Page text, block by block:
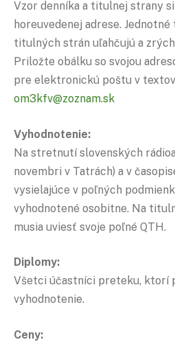
Vzor denníka a titulnej strany
horeuvedenej adrese.
titulných strán uľahčujú a
Priložte obálku so svojou
pre elektronickú poštu v
om3kfv@zoznam.sk
Vyhodnotenie:
Na stretnutí slovenských
novembri v Tatrách) a v
vysielajúce v poľných
vyhodnotené osobitne. Na
musia uviesť svoje poľné QTH.
Diplomy:
Všetci účastníci preteku, ktorí
vyhodnotenie.
Ceny: